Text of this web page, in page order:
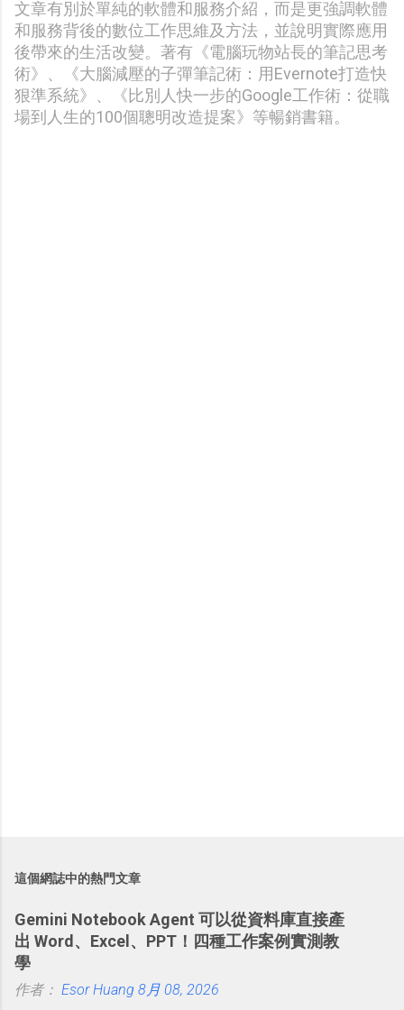
文章有別於單純的軟體和服務介紹，而是更強調軟體
和服務背後的數位工作思維及方法，並說明實際應用
後帶來的生活改變。著有《電腦玩物站長的筆記思考
術》、《大腦減壓的子彈筆記術：用Evernote打造快
狠準系統》、《比別人快一步的Google工作術：從職
場到人生的100個聰明改造提案》等暢銷書籍。
這個網誌中的熱門文章
Gemini Notebook Agent 可以從資料庫直接產
出 Word、Excel、PPT！四種工作案例實測教
學
作者： Esor Huang 8月 08, 2026